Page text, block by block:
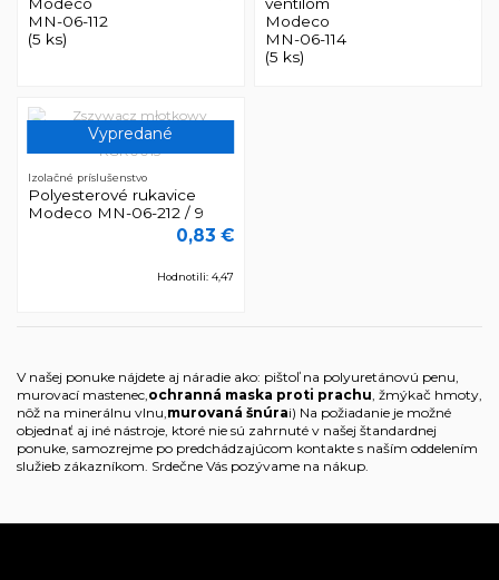
MN-06-112
(5 ks)
Modeco
MN-06-114
(5 ks)
Vypredané
Izolačné príslušenstvo
Polyesterové rukavice
Modeco MN-06-212 / 9
0,83 €
Hodnotili: 4,47
V našej ponuke nájdete aj náradie ako: pištoľ na polyuretánovú penu,
murovací mastenec,ochranná maska proti prachu, žmýkač hmoty,
nôž na minerálnu vlnu,murovaná šnúrai) Na požiadanie je možné
objednať aj iné nástroje, ktoré nie sú zahrnuté v našej štandardnej
ponuke, samozrejme po predchádzajúcom kontakte s naším oddelením
služieb zákazníkom. Srdečne Vás pozývame na nákup.